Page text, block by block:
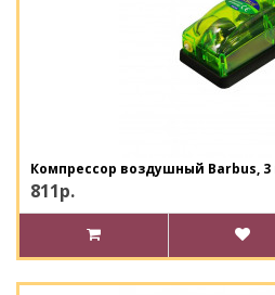
Компрессор воздушный Barbus, 3
811р.